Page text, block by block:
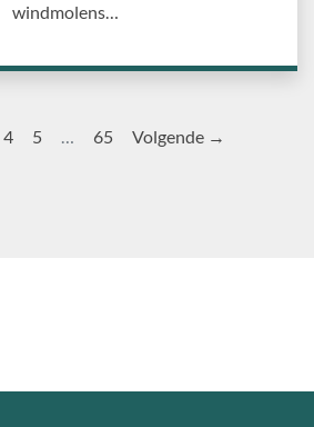
windmolens…
4 5 … 65 Volgende →